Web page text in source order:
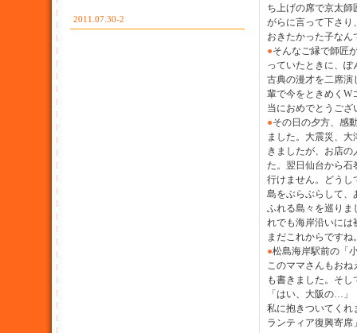
ち上げの席で京太
がらに言って下さり
おきたかった子な
●そんなご縁で師匠
っていたときに、
古典の漫才を二席演
輩で今をときめくW
当におめでとうござ
●その日の夕方、感
ました。大震災、
きましたが、お店
た。翌日仙台から石
行けません。どうし
島をぶらぶらして、
ふれる島々を巡りま
れでも海岸沿いには
まだこれからですね
●松島海岸駅前の「
このママさんもお
も書きました。そ
「はい、大阪の…
私に抱きついてくれ
ランティア復興寄
2011.07.30-2